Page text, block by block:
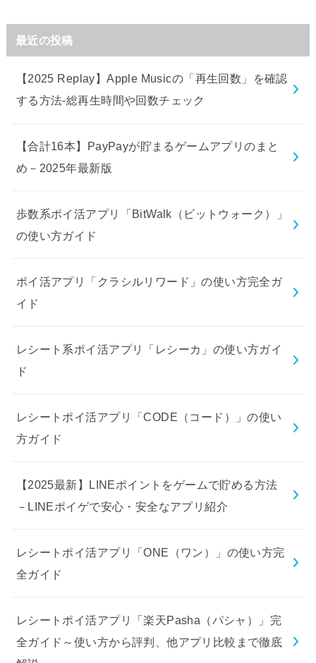
最近の投稿
【2025 Replay】Apple Musicの「再生回数」を確認
する方法-総再生時間や回数チェック
【合計16本】PayPayが貯まるゲームアプリのまと
め－2025年最新版
歩数系ポイ活アプリ「BitWalk（ビットウォーク）」
の使い方ガイド
ポイ活アプリ「クラシルリワード」の使い方完全ガ
イド
レシート系ポイ活アプリ「レシーカ」の使い方ガイ
ド
レシートポイ活アプリ「CODE（コード）」の使い
方ガイド
【2025最新】LINEポイントをゲームで貯める方法
－LINEポイゲで安心・安全なアプリ紹介
レシートポイ活アプリ「ONE（ワン）」の使い方完
全ガイド
レシートポイ活アプリ「楽天Pasha（パシャ）」完
全ガイド～使い方から評判、他アプリ比較まで徹底